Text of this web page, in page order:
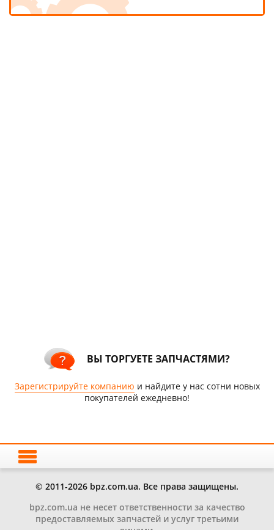
ВЫ ТОРГУЕТЕ ЗАПЧАСТЯМИ?
Зарегистрируйте компанию и найдите у нас сотни новых
покупателей ежедневно!
© 2011-2026 bpz.com.ua. Все права защищены.
bpz.com.ua не несет ответственности за качество
предоставляемых запчастей и услуг третьими